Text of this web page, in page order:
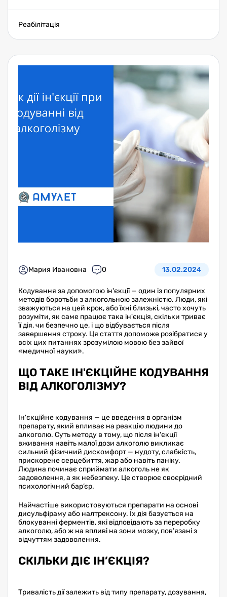
Реабілітація
Мария Ивановна 0 13.02.2024
Кодування за допомогою ін'єкції — один із популярних
методів боротьби з алкогольною залежністю. Люди, які
зважуються на цей крок, або їхні близькі, часто хочуть
розуміти, як саме працює така ін'єкція, скільки триває
її дія, чи безпечно це, і що відбувається після
завершення строку. Ця стаття допоможе розібратися у
всіх цих питаннях зрозумілою мовою без зайвої
«медичної науки».
ЩО ТАКЕ ІН'ЄКЦІЙНЕ КОДУВАННЯ
ВІД АЛКОГОЛІЗМУ?
Ін'єкційне кодування — це введення в організм
препарату, який впливає на реакцію людини до
алкоголю. Суть методу в тому, що після ін'єкції
вживання навіть малої дози алкоголю викликає
сильний фізичний дискомфорт — нудоту, слабкість,
прискорене серцебиття, жар або навіть паніку.
Людина починає сприймати алкоголь не як
задоволення, а як небезпеку. Це створює своєрідний
психологічний бар’єр.
Найчастіше використовуються препарати на основі
дисульфіраму або налтрексону. Їх дія базується на
блокуванні ферментів, які відповідають за переробку
алкоголю, або ж на впливі на зони мозку, пов’язані з
відчуттям задоволення.
СКІЛЬКИ ДІЄ ІН’ЄКЦІЯ?
Тривалість дії залежить від типу препарату, дозування,